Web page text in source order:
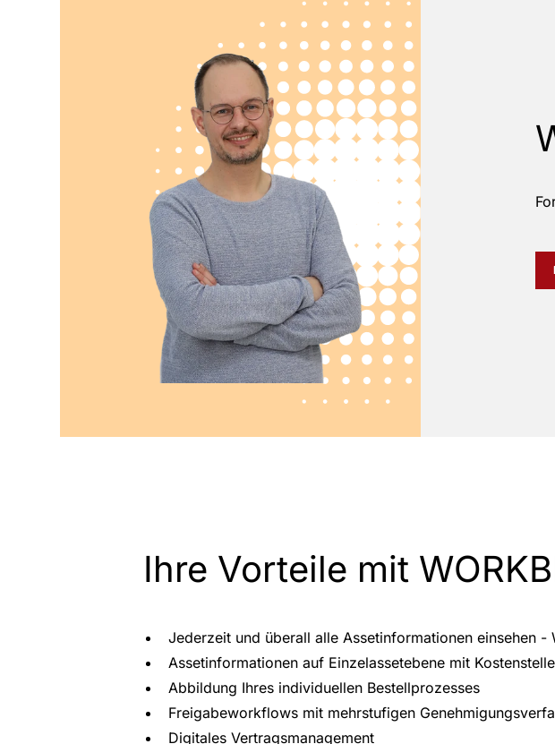
Ihre Vorteile mit
Jederzeit und überall alle Assetinformationen einsehen -
Assetinformationen auf Einzelassetebene mit
Abbildung Ihres individuellen Bestellprozesses
Freigabeworkflows mit mehrstufigen
Digitales Vertragsmanagement